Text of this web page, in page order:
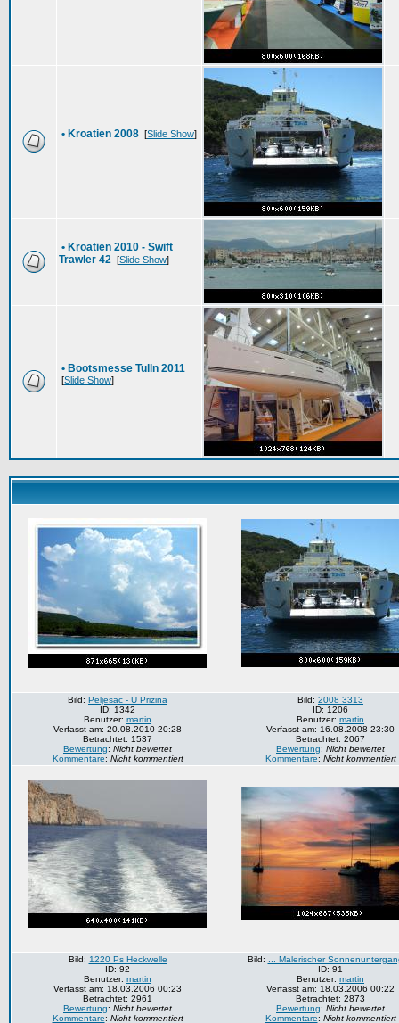
• Kroatien 2008 [Slide Show]
• Kroatien 2010 - Swift
Trawler 42 [Slide Show]
• Bootsmesse Tulln 2011
[Slide Show]
Bild: Peljesac - U Prizina
ID: 1342
Benutzer: martin
Verfasst am: 20.08.2010 20:28
Betrachtet: 1537
Bewertung: Nicht bewertet
Kommentare: Nicht kommentiert
Bild: 2008 3313
ID: 1206
Benutzer: martin
Verfasst am: 16.08.2008 23:30
Betrachtet: 2067
Bewertung: Nicht bewertet
Kommentare: Nicht kommentiert
Bild: 1220 Ps Heckwelle
ID: 92
Benutzer: martin
Verfasst am: 18.03.2006 00:23
Betrachtet: 2961
Bewertung: Nicht bewertet
Kommentare: Nicht kommentiert
Bild:
... Malerischer
ID: 91
Benutzer: martin
Verfasst am: 18.03.2006 00:22
Betrachtet: 2873
Bewertung: Nicht bewertet
Kommentare: Nicht kommentiert